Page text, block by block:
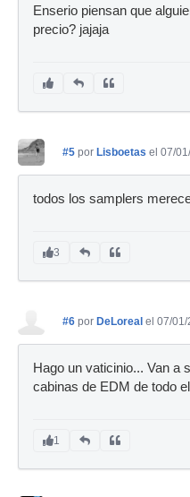
Enserio piensan que
precio? jajaja
#5 por Lisboetas el 07/
todos los samplers
3
#6 por DeLoreal el 07/01/
Hago un vaticinio... Van a
cabinas de EDM de todo
1